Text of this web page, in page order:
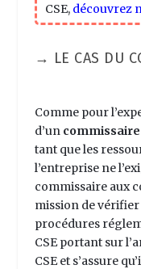
CSE, découvrez
→ LE CAS DU
Comme pour
d’un
tant que les
l’entreprise ne
commissaire aux
mission de
procédures
CSE portant sur
CSE et s’assure